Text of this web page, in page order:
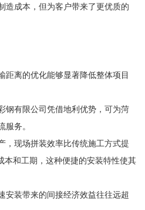
造成本，但为客户带来了更优质的
距离的优化能够显著降低整体项目
钢有限公司凭借地利优势，可为菏
服务。
，现场拼装效率比传统施工方式提
本和工期，这种便捷的安装特性使其
安装带来的间接经济效益往往远超